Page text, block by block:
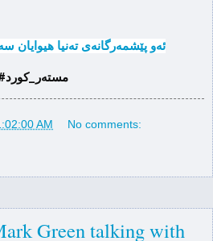
#مسته‌ر_كورد
AM No comments:
Green talking with